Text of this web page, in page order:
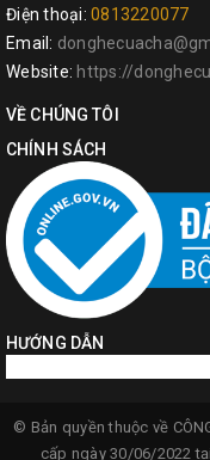
Điện thoại: 0813220077
Email:
Website: https://
VỀ CHÚNG TÔI
CHÍNH SÁCH
HƯỚNG DẪN
© Bản quyền thuộc về
cấp ngày 30/06/2022